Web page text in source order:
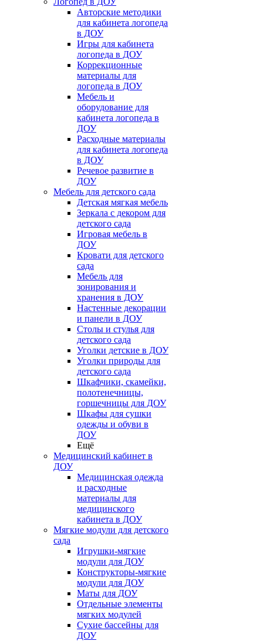
Авторские методики
для кабинета логопеда
в ДОУ
Игры для кабинета
логопеда в ДОУ
Коррекционные
материалы для
логопеда в ДОУ
Мебель и
оборудование для
кабинета логопеда в
ДОУ
Расходные материалы
для кабинета логопеда
в ДОУ
Речевое развитие в
ДОУ
Мебель для детского сада
Детская мягкая мебель
Зеркала с декором для
детского сада
Игровая мебель в
ДОУ
Кровати для детского
сада
Мебель для
зонирования и
хранения в ДОУ
Настенные декорации
и панели в ДОУ
Столы и стулья для
детского сада
Уголки детские в ДОУ
Уголки природы для
детского сада
Шкафчики, скамейки,
полотенечницы,
горшечницы для ДОУ
Шкафы для сушки
одежды и обуви в
ДОУ
Ещё
Медицинский кабинет в
ДОУ
Медицинская одежда
и расходные
материалы для
медицинского
кабинета в ДОУ
Мягкие модули для детского
сада
Игрушки-мягкие
модули для ДОУ
Конструкторы-мягкие
модули для ДОУ
Маты для ДОУ
Отдельные элементы
мягких модулей
Сухие бассейны для
ДОУ